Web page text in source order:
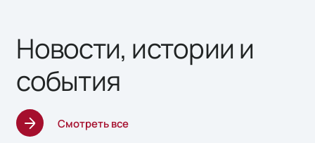
Новости, истории и
события
Смотреть все